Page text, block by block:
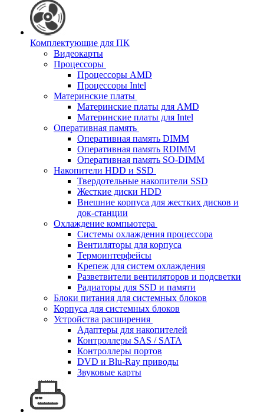
Комплектующие для ПК
Видеокарты
Процессоры
Процессоры AMD
Процессоры Intel
Материнские платы
Материнские платы для AMD
Материнские платы для Intel
Оперативная память
Оперативная память DIMM
Оперативная память RDIMM
Оперативная память SO-DIMM
Накопители HDD и SSD
Твердотельные накопители SSD
Жесткие диски HDD
Внешние корпуса для жестких дисков и
док-станции
Охлаждение компьютера
Системы охлаждения процессора
Вентиляторы для корпуса
Термоинтерфейсы
Крепеж для систем охлаждения
Разветвители вентиляторов и подсветки
Радиаторы для SSD и памяти
Блоки питания для системных блоков
Корпуса для системных блоков
Устройства расширения
Адаптеры для накопителей
Контроллеры SAS / SATA
Контроллеры портов
DVD и Blu-Ray приводы
Звуковые карты